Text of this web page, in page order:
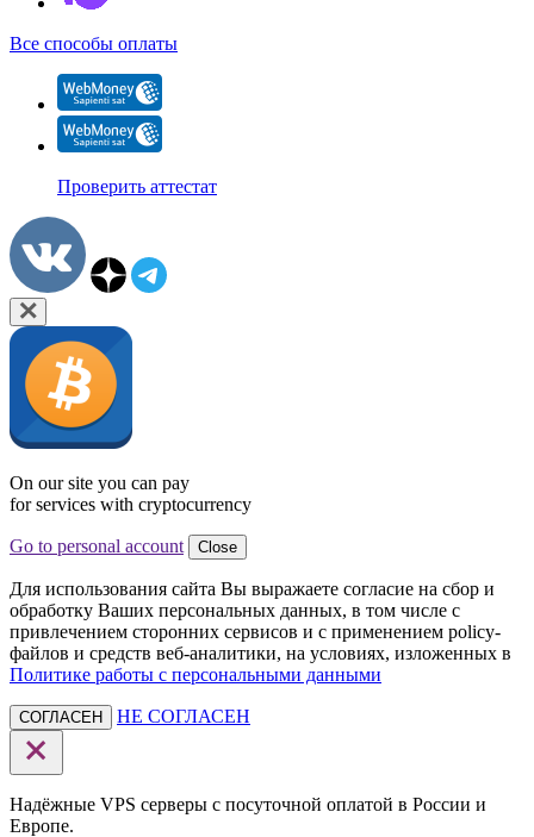
Все способы оплаты
Проверить аттестат
On our site you can pay
for services with cryptocurrency
Go to personal account Close
Для использования сайта Вы выражаете согласие на сбор и
обработку Ваших персональных данных, в том числе с
привлечением сторонних сервисов и с применением policy-
файлов и средств веб-аналитики, на условиях, изложенных в
Политике работы с персональными данными
СОГЛАСЕН НЕ СОГЛАСЕН
Надёжные VPS серверы с посуточной оплатой в России и
Европе.